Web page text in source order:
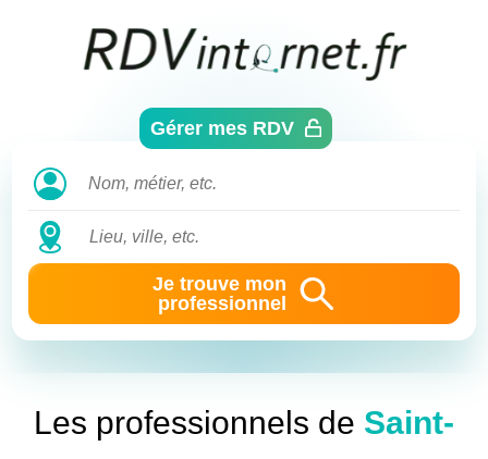
Gérer mes RDV
Je trouve mon
professionnel
Les professionnels de Saint-